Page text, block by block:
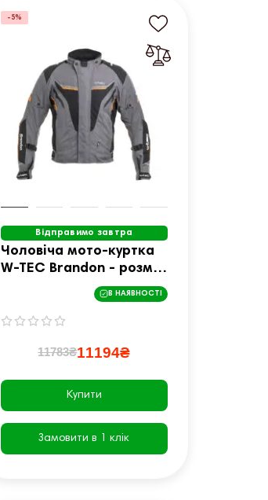
-5%
Відправимо завтра
Чоловіча мото-куртка
W-TEC Brandon - розмір
S, чорно-сіро-
В НАЯВНОСТІ
11783₴11194₴
Купити
Замовити в 1 клік